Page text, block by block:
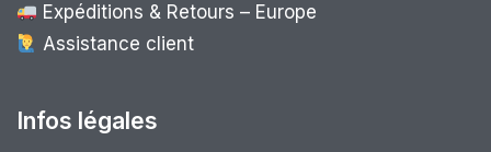
Expéditions & Retours – Europe
Assistance client
Infos légales